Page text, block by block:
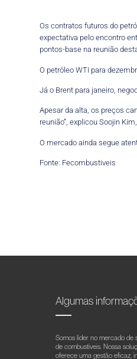
Os contratos futuros do
expectativa pelo encontro
pontos-base na reunião
O petróleo WTI para
Já o Brent para janeiro,
Apesar da alta, os preços
reunião”, explicou Soojin
O mercado ainda segue
Fonte: Fecombustiveis
Algumas
Somos líder no mercado de
de combustíveis. Nossa
oferece uma gestão eficaz,